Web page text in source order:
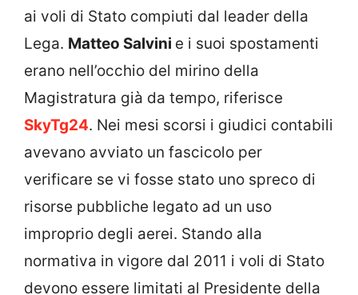
ai voli di Stato compiuti dal leader della
Lega. Matteo Salvini e i suoi spostamenti
erano nell’occhio del mirino della
Magistratura già da tempo, riferisce
SkyTg24. Nei mesi scorsi i giudici contabili
avevano avviato un fascicolo per
verificare se vi fosse stato uno spreco di
risorse pubbliche legato ad un uso
improprio degli aerei. Stando alla
normativa in vigore dal 2011 i voli di Stato
devono essere limitati al Presidente della